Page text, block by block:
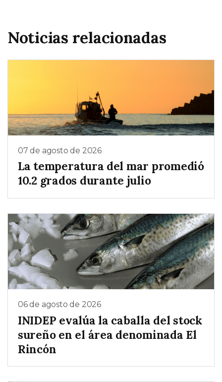
Noticias relacionadas
07 de agosto de 2026
La temperatura del mar promedió
10.2 grados durante julio
06 de agosto de 2026
INIDEP evalúa la caballa del stock
sureño en el área denominada El
Rincón